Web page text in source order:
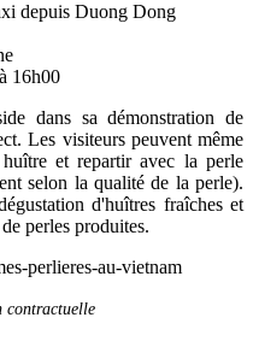
depuis Duong Dong
16h00
dans sa démonstration de
Les visiteurs peuvent même
et repartir avec la perle
selon la qualité de la perle).
d'huîtres fraîches et
perles produites.
contractuelle